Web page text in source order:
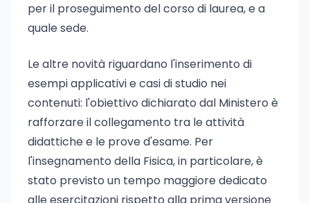
per il proseguimento del corso di laurea, e a
quale sede.
Le altre novità riguardano l'inserimento di
esempi applicativi e casi di studio nei
contenuti: l'obiettivo dichiarato dal Ministero è
rafforzare il collegamento tra le attività
didattiche e le prove d'esame. Per
l'insegnamento della Fisica, in particolare, è
stato previsto un tempo maggiore dedicato